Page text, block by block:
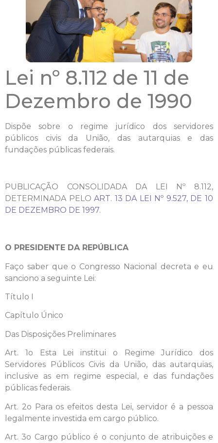
Lei nº 8.112 de 11 de
Dezembro de 1990
Dispõe sobre o regime jurídico dos servidores
públicos civis da União, das autarquias e das
fundações públicas federais.
PUBLICAÇÃO CONSOLIDADA DA LEI Nº 8.112,
DETERMINADA PELOART. 13 DA LEI Nº 9.527, DE 10
DE DEZEMBRO DE 1997.
O PRESIDENTE DA REPÚBLICA
Faço saber que o Congresso Nacional decreta e eu
sanciono a seguinte Lei:
Título I
Capítulo Único
Das Disposições Preliminares
Art. 1o Esta Lei institui o Regime Jurídico dos
Servidores Públicos Civis da União, das autarquias,
inclusive as em regime especial, e das fundações
públicas federais.
Art. 2o Para os efeitos desta Lei, servidor é a pessoa
legalmente investida em cargo público.
Art. 3o Cargo público é o conjunto de atribuições e